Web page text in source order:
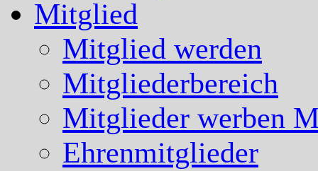
Mitglied
Mitglied werden
Mitgliederbereich
Mitglieder werben
Ehrenmitglieder